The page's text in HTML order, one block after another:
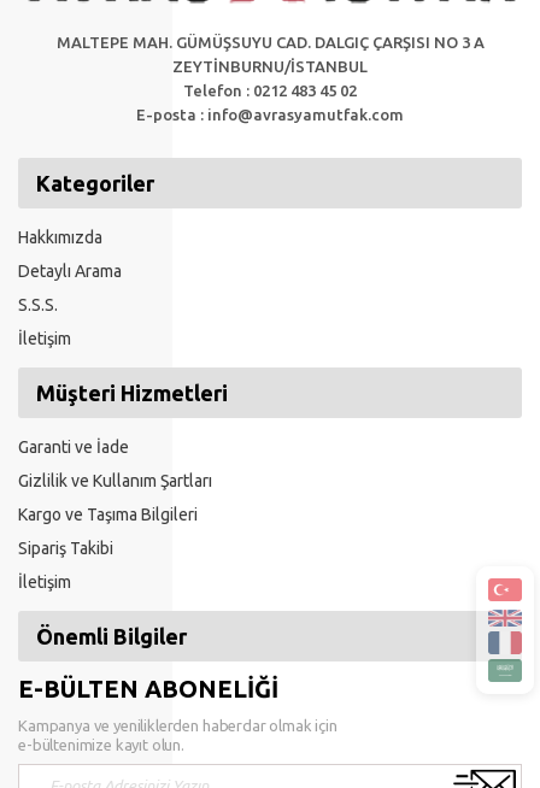
MALTEPE MAH. GÜMÜŞSUYU CAD. DALGIÇ ÇARŞISI NO 3 A
ZEYTİNBURNU/İSTANBUL
Telefon : 0212 483 45 02
E-posta : info@avrasyamutfak.com
Kategoriler
Hakkımızda
Detaylı Arama
S.S.S.
İletişim
Müşteri Hizmetleri
Garanti ve İade
Gizlilik ve Kullanım Şartları
Kargo ve Taşıma Bilgileri
Sipariş Takibi
İletişim
Önemli Bilgiler
E-BÜLTEN ABONELİĞİ
Kampanya ve yeniliklerden haberdar olmak için
e-bültenimize kayıt olun.